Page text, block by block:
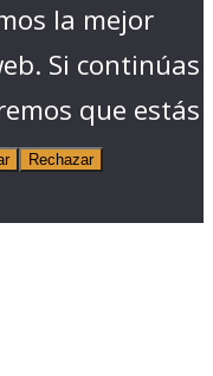
la mejor
Si continúas
que estás
Rechazar